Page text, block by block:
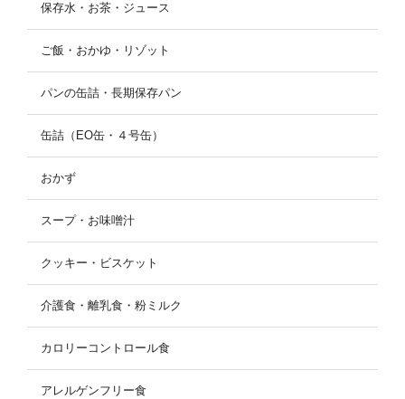
保存水・お茶・ジュース
ご飯・おかゆ・リゾット
パンの缶詰・長期保存パン
缶詰（EO缶・４号缶）
おかず
スープ・お味噌汁
クッキー・ビスケット
介護食・離乳食・粉ミルク
カロリーコントロール食
アレルゲンフリー食